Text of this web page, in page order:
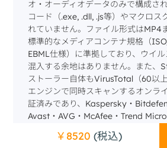
￥8520 (税込)
オ・オーディオデータのみで構成さ
コード（.exe, .dll, .js等）やマクロス
れていません。ファイル形式はMP4
標準的なメディアコンテナ規格（
EBML仕様）に準拠しており、ウイ
混入する余地はありません。また、
ストーラー自体もVirusTotal（60以
エンジンで同時スキャンするオンラ
証済みであり、Kaspersky・
Avast・AVG・McAfee・Trend
で「検出なし（clean）」と判定され
ルされた広告ウェア・ツールバー・